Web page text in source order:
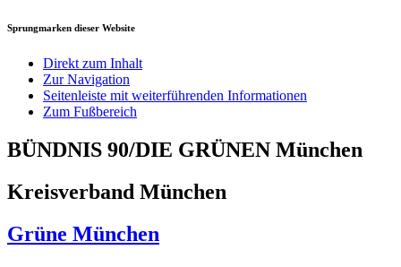
Sprungmarken dieser Website
Direkt zum Inhalt
Zur Navigation
Seitenleiste mit weiterführenden Informationen
Zum Fußbereich
BÜNDNIS 90/DIE GRÜNEN München
Kreisverband München
Grüne München